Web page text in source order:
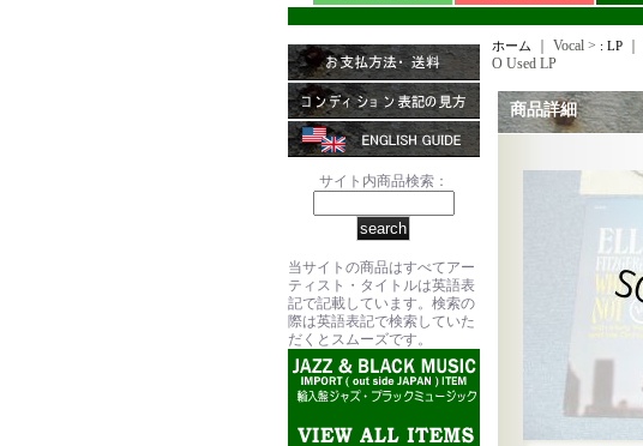
サイト内商品検索：
当サイトの商品はすべてアー
ティスト・タイトルは英語表
記で記載しています。検索の
際は英語表記で検索していた
だくとスムーズです。
ホーム ｜ Vocal > : LP｜
O Used LP
商品詳細